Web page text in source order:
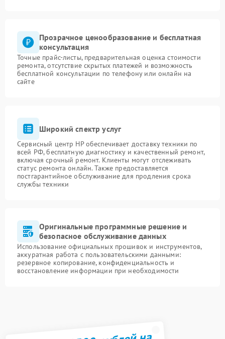
Прозрачное ценообразование и бесплатная
консультация
Точные прайс-листы, предварительная оценка стоимости
ремонта, отсутствие скрытых платежей и возможность
бесплатной консультации по телефону или онлайн на
сайте
Широкий спектр услуг
Сервисный центр HP обеспечивает доставку техники по
всей РФ, бесплатную диагностику и качественный ремонт,
включая срочный ремонт. Клиенты могут отслеживать
статус ремонта онлайн. Также предоставляется
постгарантийное обслуживание для продления срока
службы техники
Оригинальные программные решение и
безопасное обслуживание данных
Использование официальных прошивок и инструментов,
аккуратная работа с пользовательскими данными:
резервное копирование, конфиденциальность и
восстановление информации при необходимости